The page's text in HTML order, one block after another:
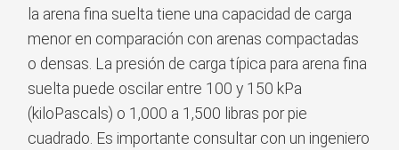
la arena fina suelta tiene una capacidad de carga
menor en comparación con arenas compactadas
o densas. La presión de carga típica para arena fina
suelta puede oscilar entre 100 y 150 kPa
(kiloPascals) o 1,000 a 1,500 libras por pie
cuadrado. Es importante consultar con un ingeniero